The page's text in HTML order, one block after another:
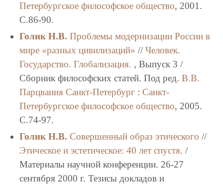
Петербургское философское общество, 2001.
C.86-90.
Голик Н.В. Проблемы модернизации России в
мире «разных цивилизаций» // Человек.
Государство. Глобализация. , Выпуск 3 /
Сборник философских статей. Под ред. В.В.
Парцвания Санкт-Петербург: Санкт-
Петербургское философское общество, 2005.
C.74-97.
Голик Н.В. Совершенный образ этического //
Этическое и эстетическое: 40 лет спустя. /
Материалы научной конференции. 26-27
сентября 2000 г. Тезисы докладов и